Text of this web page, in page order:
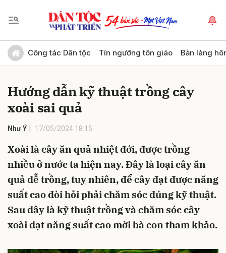
Công tác Dân tộc Tín ngưỡng tôn giáo Bản làng
Hướng dẫn kỹ thuật trồng cây
xoài sai quả
Như Ý 17/05/2024 18:15
Xoài là cây ăn quả nhiệt đới, được trồng
nhiều ở nước ta hiện nay. Đây là loại cây ăn
quả dễ trồng, tuy nhiên, để cây đạt được năng
suất cao đòi hỏi phải chăm sóc đúng kỹ thuật.
Sau đây là kỹ thuật trồng và chăm sóc cây
xoài đạt năng suất cao mời bà con tham khảo.
Gửi bình luận
Hủy